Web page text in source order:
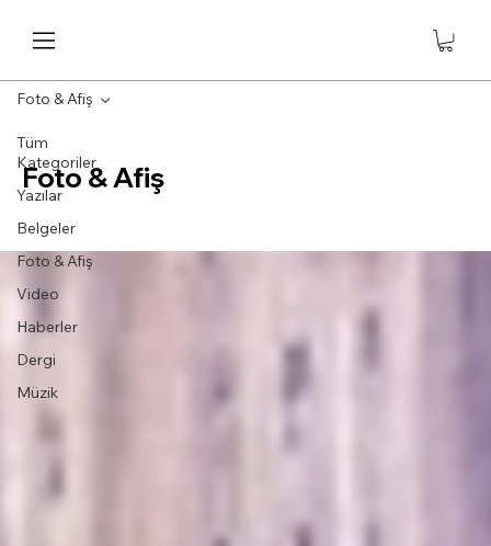
Tüm
Kategoriler
Yazılar
Belgeler
Foto & Afiş
Video
Haberler
Dergi
Müzik
Foto & Afiş
Foto & Afiş